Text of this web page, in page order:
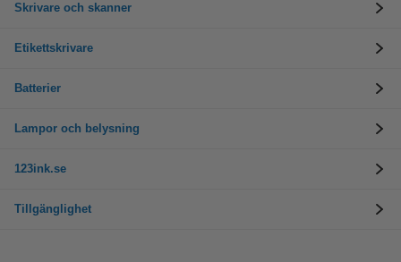
Skrivare och skanner
Etikettskrivare
Batterier
Lampor och belysning
123ink.se
Tillgänglighet